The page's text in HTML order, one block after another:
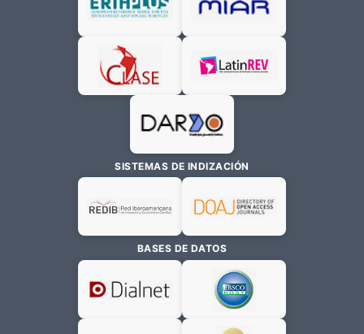
SISTEMAS DE INDIZACIÓN
BASES DE DATOS